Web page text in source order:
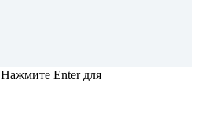
Нажмите Enter для